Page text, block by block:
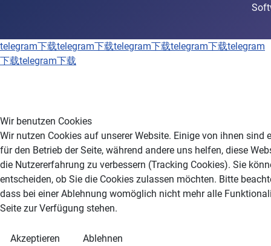
Wir benutzen Cookies
Wir nutzen Cookies auf unserer Website. Einige von ihnen sind
für den Betrieb der Seite, während andere uns helfen, diese
die Nutzererfahrung zu verbessern (Tracking Cookies). Sie
entscheiden, ob Sie die Cookies zulassen möchten. Bitte
dass bei einer Ablehnung womöglich nicht mehr alle
Seite zur Verfügung stehen.
Akzeptieren Ablehnen
telegram下载telegram下载telegram下载telegram下载telegram
下载telegram下载